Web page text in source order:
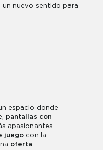
nuevo sentido para
espacio donde
pantallas con
apasionantes
juego con la
oferta